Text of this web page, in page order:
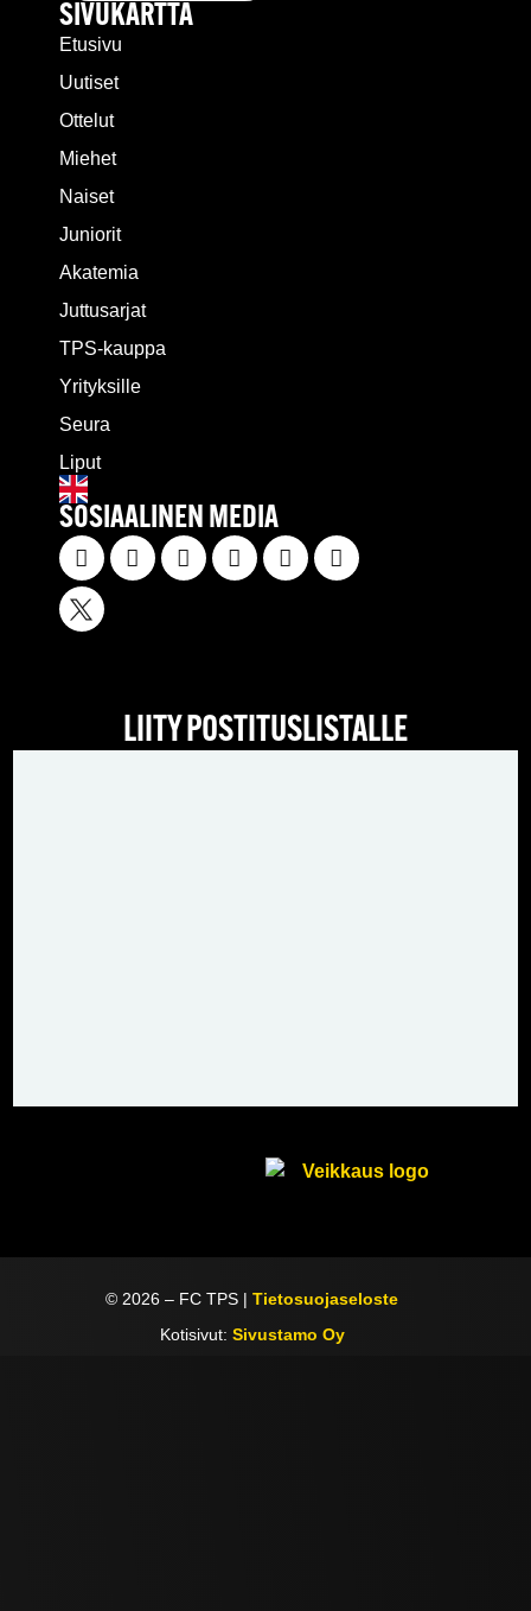
SIVUKARTTA
Etusivu
Uutiset
Ottelut
Miehet
Naiset
Juniorit
Akatemia
Juttusarjat
TPS-kauppa
Yrityksille
Seura
Liput
SOSIAALINEN MEDIA
LIITY POSTITUSLISTALLE
© 2026 – FC TPS |Tietosuojaseloste
Kotisivut: Sivustamo Oy